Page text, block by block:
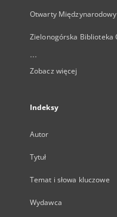
Otwarty
Zielonogórska Biblioteka
...
Zobacz więcej
Indeksy
Autor
Tytuł
Temat i słowa kluczowe
Wydawca